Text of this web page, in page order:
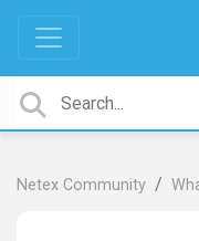
Netex Community